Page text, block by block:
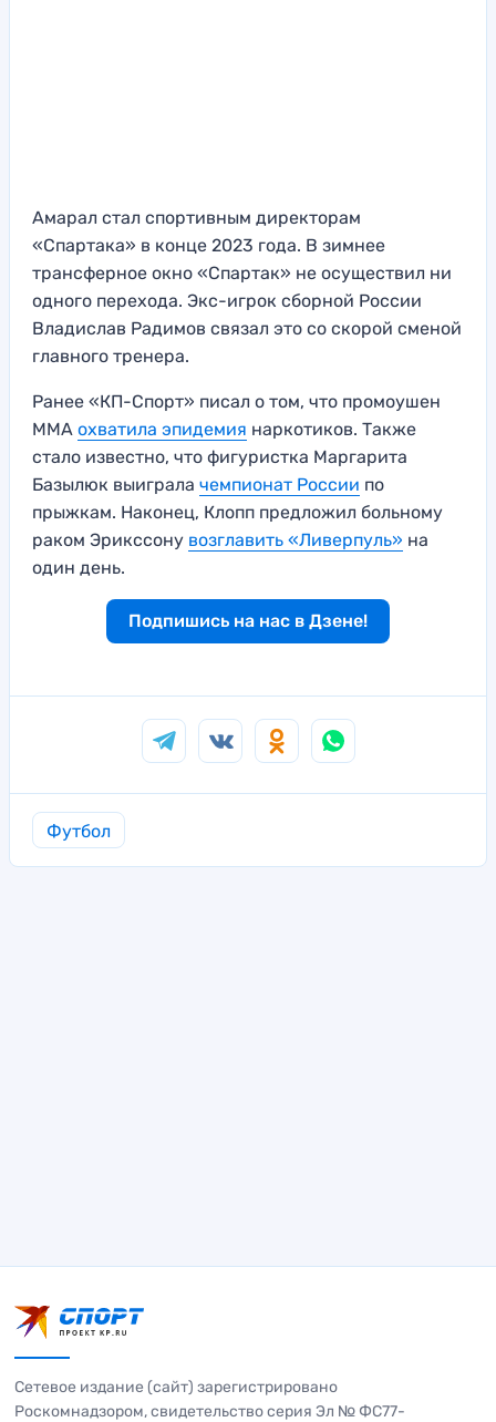
Амарал стал спортивным директорам
«Спартака» в конце 2023 года. В зимнее
трансферное окно «Спартак» не осуществил ни
одного перехода. Экс-игрок сборной России
Владислав Радимов связал это со скорой сменой
главного тренера.
Ранее «КП-Спорт» писал о том, что промоушен
ММА охватила эпидемия наркотиков. Также
стало известно, что фигуристка Маргарита
Базылюк выиграла чемпионат России по
прыжкам. Наконец, Клопп предложил больному
раком Эрикссону возглавить «Ливерпуль» на
один день.
Подпишись на нас в Дзене!
Футбол
Сетевое издание (сайт) зарегистрировано
Роскомнадзором, свидетельство серия Эл № ФС77-